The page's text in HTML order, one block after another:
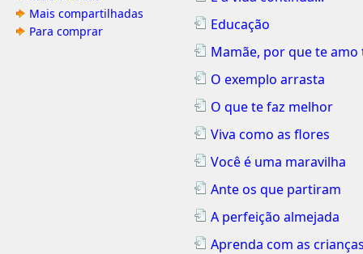
Mais compartilhadas
Para comprar
Educação
Mamãe, por que te amo
O exemplo arrasta
O que te faz melhor
Viva como as flores
Você é uma maravilha
Ante os que partiram
A perfeição almejada
Aprenda com as